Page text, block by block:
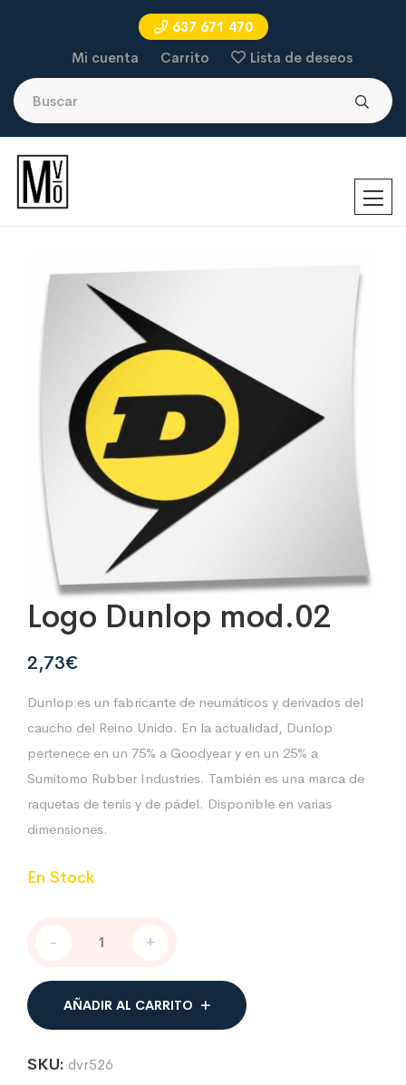
637 671 470
Mi cuenta
Carrito Lista de deseos
Logo Dunlop mod.02
2,73€
Dunlop es un fabricante de neumáticos y derivados del
caucho del Reino Unido. En la actualidad, Dunlop
pertenece en un 75% a Goodyear y en un 25% a
Sumitomo Rubber Industries. También es una marca de
raquetas de tenis y de pádel. Disponible en varias
dimensiones.
En Stock
Dunlop
cantidad
- +
AÑADIR AL CARRITO
SKU: dvr526